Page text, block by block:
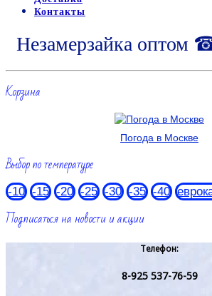
Контакты
Незамерзайка оптом
Корзина
Погода в Москве
Выбор по температуре
-10 -15 -20 -25 -30 -35 -40
Подписаться на новости и акции
Телефон:
8-925 537-76-59